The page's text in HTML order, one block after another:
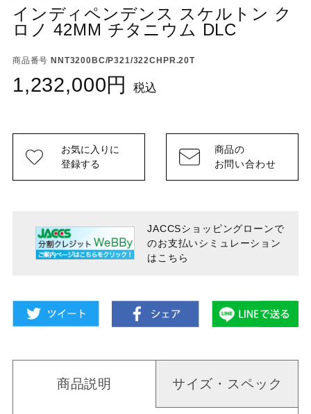
インディペンデンス スケルトン ク
ロノ 42MM チタニウム DLC
商品番号 NNT3200BC/P321/322CHPR.20T
1,232,000 税込
お気に入りに
登録する
商品の
お問い合わせ
JACCSショッピングローンで
のお支払いシミュレーション
はこちら
商品説明 サイズ・スペック